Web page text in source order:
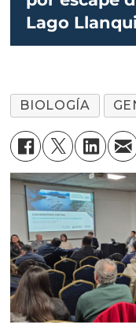
Lago
BIOLOGÍA